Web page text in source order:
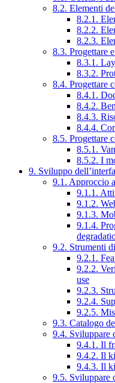
8.2. Elementi
8.2.1.
8.2.2.
8.2.3.
8.3. Progettare
8.3.1.
8.3.2.
8.4. Progettare
8.4.1.
8.4.2.
8.4.3.
8.4.4.
8.5. Progettare
8.5.1.
8.5.2. I
9. Sviluppo
9.1. Approccio
9.1.1.
9.1.2.
9.1.3.
9.1.4.
9.2. Strumenti
9.2.1.
9.2.2.
use
9.2.3.
9.2.4.
9.2.5.
9.3. Catalogo
9.4. Sviluppare
9.4.1. Il
9.4.2. Il
9.4.3. Il
9.5. Sviluppare